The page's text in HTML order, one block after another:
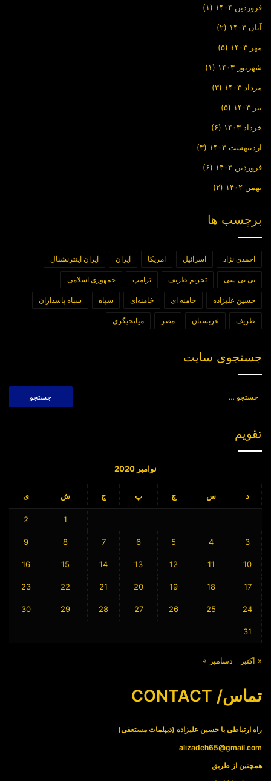
فروردین ۱۴۰۴ (۱)
آبان ۱۴۰۳ (۲)
مهر ۱۴۰۳ (۵)
شهریور ۱۴۰۳ (۱)
مرداد ۱۴۰۳ (۳)
تیر ۱۴۰۳ (۵)
خرداد ۱۴۰۳ (۶)
اردیبهشت ۱۴۰۳ (۳)
فروردین ۱۴۰۳ (۶)
بهمن ۱۴۰۲ (۲)
برچسب ها
احمدی نژاد اسرائیل امریکا ایران ایران اینترنشنال
بی بی سی تحریم ظریف ترامپ جمهوری اسلامی
حسین علیزاده خامنه ای خامنه‌ای سپاه سپاه پاسداران
ظریف عربستان مصر میانجیگری
جستجوی سایت
تقویم
نوامبر 2020
د س چ پ ج ش ی
1
2
3
4
5
6
7
8
9
10
11
12
13
14
15
16
17
18
19
20
21
22
23
24
25
26
27
28
29
30
31
« اکتبر دسامبر »
تماس/ CONTACT
راه ارتباطی با حسین علیزاده (دیپلمات مستعفی)
alizadeh65@gmail.com
همچنین از طریق